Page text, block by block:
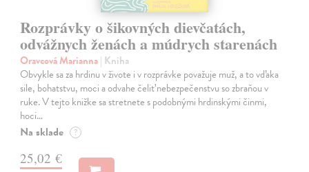
Rozprávky o šikovných dievčatách,
odvážnych ženách a múdrych starenách
Oravcová Marianna| Kniha
Obvykle sa za hrdinu v živote i v rozprávke považuje muž, a to vďaka
sile, bohatstvu, moci a odvahe čeliť nebezpečenstvu so zbraňou v
ruke. V tejto knižke sa stretnete s podobnými hrdinskými činmi,
hoci…
Na sklade ?
25,02 €